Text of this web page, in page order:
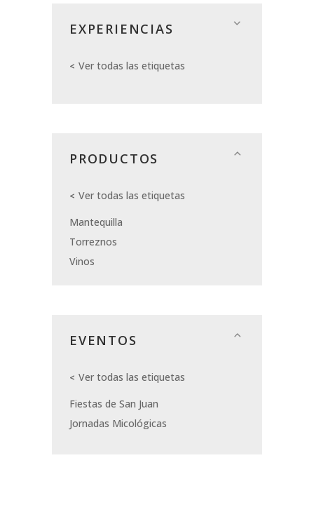
EXPERIENCIAS
Ver todas las etiquetas
PRODUCTOS
Ver todas las etiquetas
Mantequilla
Torreznos
Vinos
EVENTOS
Ver todas las etiquetas
Fiestas de San Juan
Jornadas Micológicas